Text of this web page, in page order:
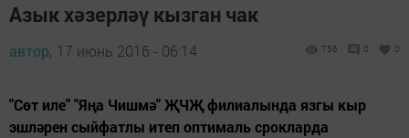
Азык хәзерләү кызган чак
автор, 17 июнь 2016 - 06:14 756 0 0
"Сөт иле" "Яңа Чишмә" ҖЧҖ филиалында язгы кыр
эшләрен сыйфатлы итеп оптималь срокларда